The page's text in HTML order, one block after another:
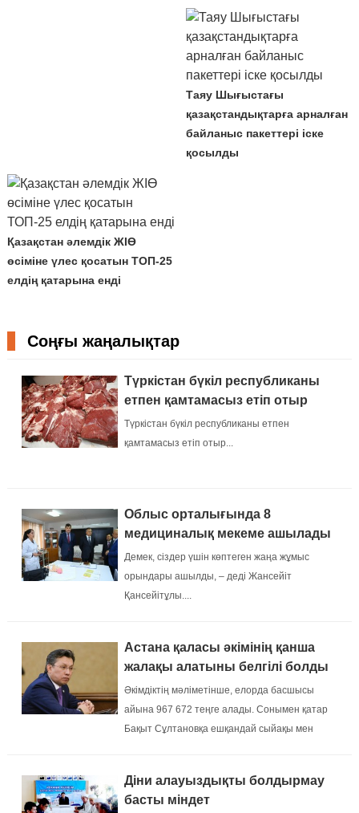
Таяу Шығыстағы
қазақстандықтарға арналған
байланыс пакеттері іске
қосылды
Қазақстан әлемдік ЖІӨ
өсіміне үлес қосатын ТОП-25
елдің қатарына енді
Соңғы жаңалықтар
Түркістан бүкіл республиканы
етпен қамтамасыз етіп отыр
Түркістан бүкіл республиканы етпен
қамтамасыз етіп отыр...
Облыс орталығында 8
медициналық мекеме ашылады
Демек, сіздер үшін көптеген жаңа жұмыс
орындары ашылды, – деді Жансейіт
Қансейітұлы....
Астана қаласы әкімінің қанша
жалақы алатыны белгілі болды
Әкімдіктің мәліметінше, елорда басшысы
айына 967 672 теңге алады. Сонымен қатар
Бақыт Сұлтановқа ешқандай сыйақы мен
Діни алауыздықты болдырмау
басты міндет